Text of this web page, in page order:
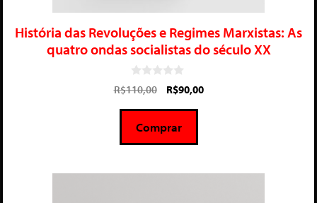
História das Revoluções e Regimes Marxistas: As
quatro ondas socialistas do século XX
0
d
5
R$110,00 R$90,00
Comprar